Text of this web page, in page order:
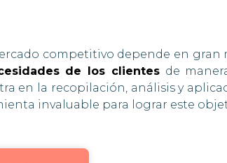
competitivo depende en gran
de los clientesde
en la recopilación, análisis y
invaluable para lograr este